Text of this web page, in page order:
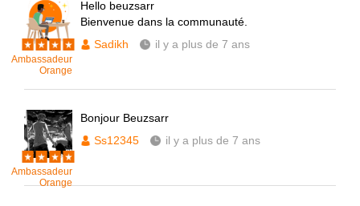
Ambassadeur
Orange
Hello beuzsarr
Bienvenue dans la communauté.
Sadikh
il y a plus de 7 ans
Ambassadeur
Orange
Bonjour Beuzsarr
Ss12345
il y a plus de 7 ans